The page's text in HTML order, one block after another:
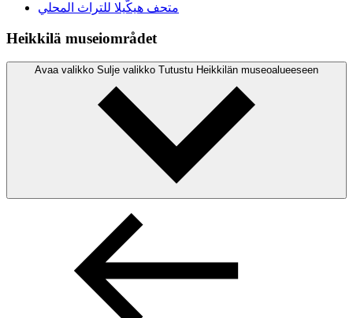
متحف هيكّيلا للتراث المحلي
Heikkilä museiområdet
Avaa valikko Sulje valikko Tutustu Heikkilän museoalueeseen